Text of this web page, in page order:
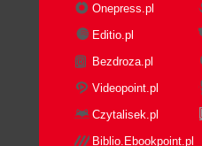
Onepress.pl
Editio.pl
Bezdroza.pl
Videopoint.pl
Czytalisek.pl
Biblio.Ebookpoint.pl